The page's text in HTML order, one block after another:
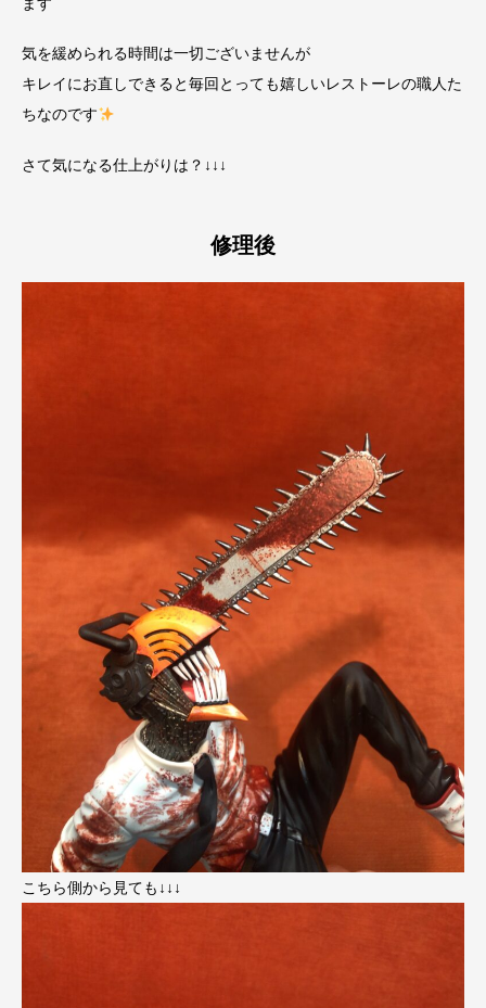
気を緩められる時間は一切ございませんが
キレイにお直しできると毎回とっても嬉しいレストーレの職人た
ちなのです
さて気になる仕上がりは？↓↓↓
修理後
こちら側から見ても↓↓↓